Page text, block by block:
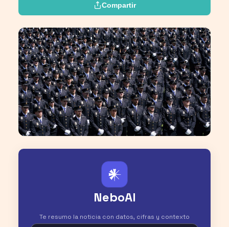
Compartir
𒀭
NeboAI
Te resumo la noticia con datos, cifras y contexto